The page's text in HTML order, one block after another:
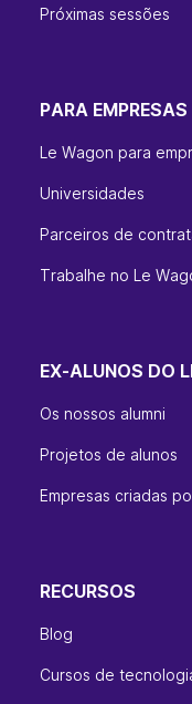
Próximas sessões
PARA EMPRESAS
Le Wagon para
Universidades
Parceiros de
Trabalhe no Le
EX-ALUNOS DO
Os nossos alumni
Projetos de alunos
Empresas criadas
RECURSOS
Blog
Cursos de